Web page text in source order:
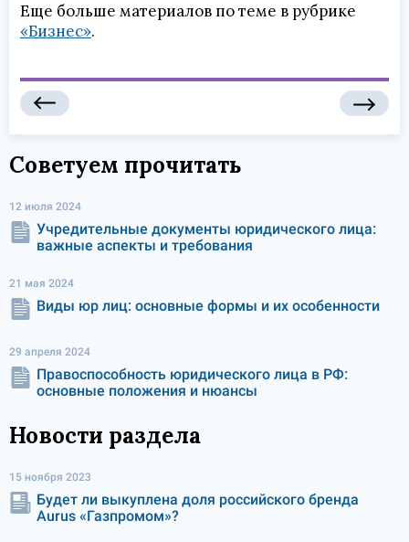
Еще больше материалов по теме в рубрике
«Бизнес».
Советуем прочитать
12 июля 2024
Учредительные документы юридического лица:
важные аспекты и требования
21 мая 2024
Виды юр лиц: основные формы и их особенности
29 апреля 2024
Правоспособность юридического лица в РФ:
основные положения и нюансы
Новости раздела
15 ноября 2023
Будет ли выкуплена доля российского бренда
Aurus «Газпромом»?